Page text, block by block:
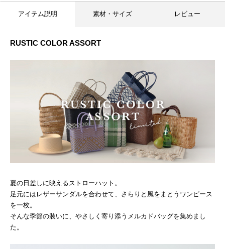
アイテム説明 素材・サイズ レビュー
RUSTIC COLOR ASSORT
夏の日差しに映えるストローハット。
足元にはレザーサンダルを合わせて、さらりと風をまとうワンピース
を一枚。
そんな季節の装いに、やさしく寄り添うメルカドバッグを集めまし
た。